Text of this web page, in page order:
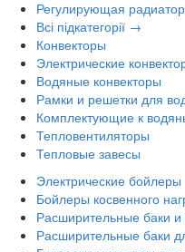
Регулирующая
Всі підкатегорії →
Конвекторы
Электрические
Водяные конвекторы
Рамки и решетки для
Комплектующие к
Тепловентиляторы
Тепловые завесы
Электрические бойлеры
Бойлеры косвенного
Расширительные баки и
Расширительные баки